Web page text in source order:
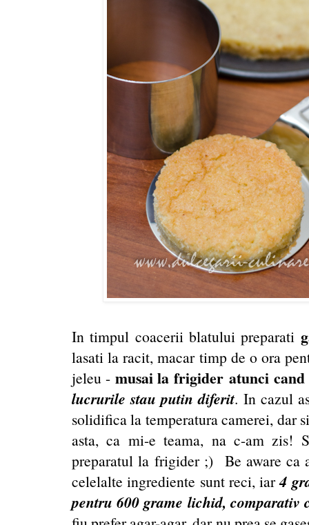
In timpul coacerii blatului preparati
lasati la racit, macar timp de o ora
jeleu - musai la frigider atunci cand
lucrurile stau putin diferit. In cazul
solidifica la temperatura camerei, dar
asta, ca mi-e teama, na c-am zis!
preparatul la frigider ;) Be aware ca
celelalte ingrediente sunt reci, iar4
pentru 600 grame lichid,